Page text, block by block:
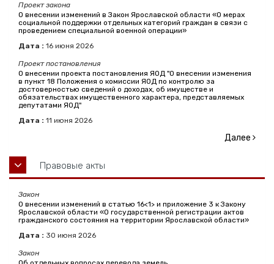
Проект закона
О внесении изменений в Закон Ярославской области «О мерах
социальной поддержки отдельных категорий граждан в связи с
проведением специальной военной операции»
Дата : 16 июня 2026
Проект постановления
О внесении проекта постановления ЯОД "О внесении изменения
в пункт 18 Положения о комиссии ЯОД по контролю за
достоверностью сведений о доходах, об имуществе и
обязательствах имущественного характера, представляемых
депутатами ЯОД"
Дата : 11 июня 2026
Далее
Правовые акты
Закон
О внесении изменений в статью 16<1> и приложение 3 к Закону
Ярославской области «О государственной регистрации актов
гражданского состояния на территории Ярославской области»
Дата : 30 июня 2026
Закон